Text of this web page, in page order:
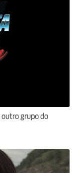
grupo do